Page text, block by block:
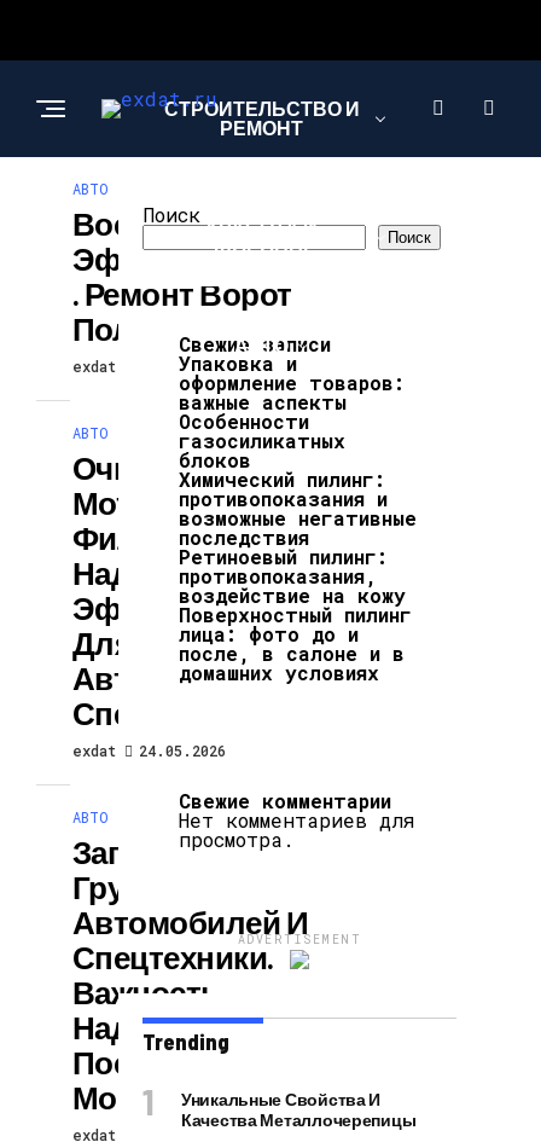
СТРОИТЕЛЬСТВО И
РЕМОНТ
КРАСОТА И
ЗДОРОВЬЕ
АВТО
АВТО
Восстановление
Эффективности
. Ремонт Ворот
Полуприцепа
exdat 24.05.2026
АВТО
Очистите Свой
Мотор С
Фильтрами STAL.
Надежность И
Эффективность
Для
Автомобилей И
Спецтехники
exdat 24.05.2026
АВТО
Запчасти Для
Грузовых
Автомобилей И
Спецтехники.
Важность
Надежных
Поставщиков В
Москве
exdat
Поиск
Поиск
Свежие записи
Упаковка и
оформление товаров:
важные аспекты
Особенности
газосиликатных
блоков
Химический пилинг:
противопоказания и
возможные негативные
последствия
Ретиноевый пилинг:
противопоказания,
воздействие на кожу
Поверхностный пилинг
лица: фото до и
после, в салоне и в
домашних условиях
Свежие комментарии
Нет комментариев для
просмотра.
ADVERTISEMENT
Trending
Уникальные Свойства И
Качества Металлочерепицы